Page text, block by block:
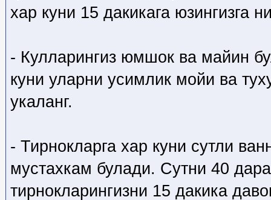
хар куни 15 дакикага юзингизга
- Кулларингиз юмшок ва майин
куни уларни усимлик мойи ва
укаланг.
- Тирнокларга хар куни сутли
мустахкам булади. Сутни 40
тирнокларингизни 15 дакика